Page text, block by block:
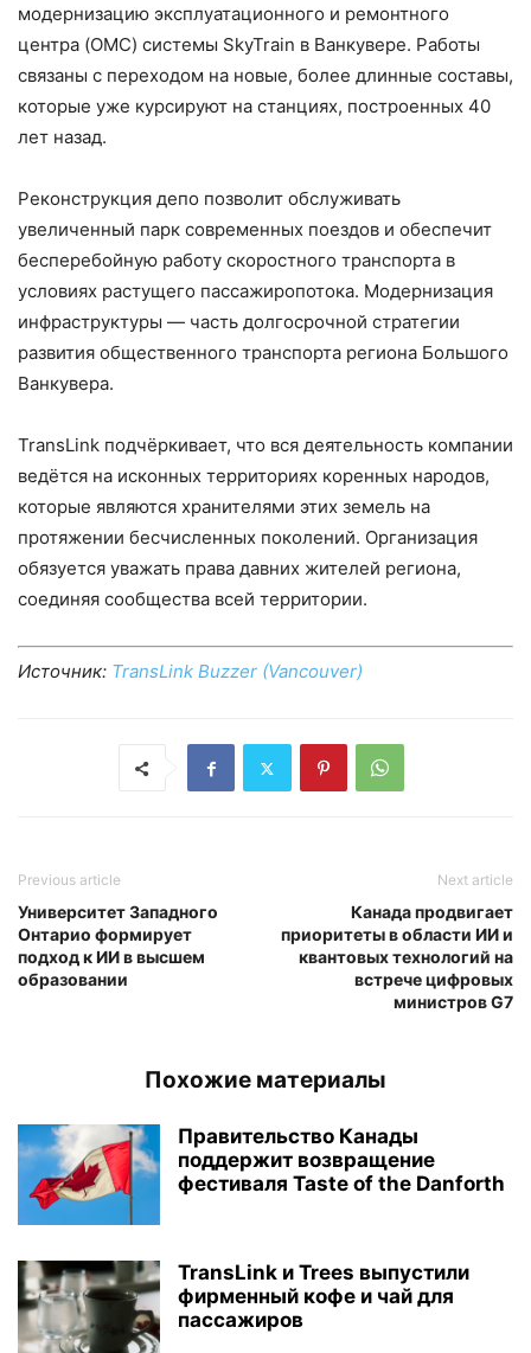
модернизацию эксплуатационного и ремонтного
центра (OMC) системы SkyTrain в Ванкувере. Работы
связаны с переходом на новые, более длинные составы,
которые уже курсируют на станциях, построенных 40
лет назад.
Реконструкция депо позволит обслуживать
увеличенный парк современных поездов и обеспечит
бесперебойную работу скоростного транспорта в
условиях растущего пассажиропотока. Модернизация
инфраструктуры — часть долгосрочной стратегии
развития общественного транспорта региона Большого
Ванкувера.
TransLink подчёркивает, что вся деятельность компании
ведётся на исконных территориях коренных народов,
которые являются хранителями этих земель на
протяжении бесчисленных поколений. Организация
обязуется уважать права давних жителей региона,
соединяя сообщества всей территории.
Источник: TransLink Buzzer (Vancouver)
Previous article
Университет Западного
Онтарио формирует
подход к ИИ в высшем
образовании
Next article
Канада продвигает
приоритеты в области ИИ и
квантовых технологий на
встрече цифровых
министров G7
Похожие материалы
Правительство Канады
поддержит возвращение
фестиваля Taste of the Danforth
TransLink и Trees выпустили
фирменный кофе и чай для
пассажиров